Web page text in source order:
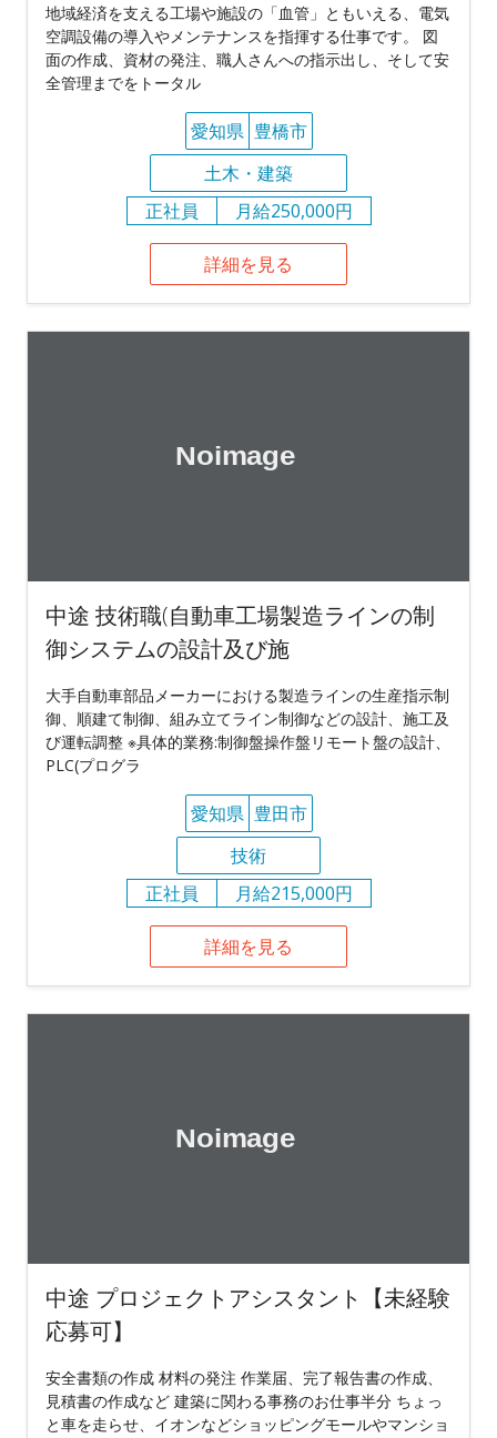
地域経済を支える工場や施設の「血管」ともいえる、電気
空調設備の導入やメンテナンスを指揮する仕事です。 図
面の作成、資材の発注、職人さんへの指示出し、そして安
全管理までをトータル
愛知県 豊橋市
土木・建築
正社員
月給250,000円
詳細を見る
中途 技術職(自動車工場製造ラインの制
御システムの設計及び施
大手自動車部品メーカーにおける製造ラインの生産指示制
御、順建て制御、組み立てライン制御などの設計、施工及
び運転調整 ※具体的業務:制御盤操作盤リモート盤の設計、
PLC(プログラ
愛知県 豊田市
技術
正社員
月給215,000円
詳細を見る
中途 プロジェクトアシスタント【未経験
応募可】
安全書類の作成 材料の発注 作業届、完了報告書の作成、
見積書の作成など 建築に関わる事務のお仕事半分 ちょっ
と車を走らせ、イオンなどショッピングモールやマンショ